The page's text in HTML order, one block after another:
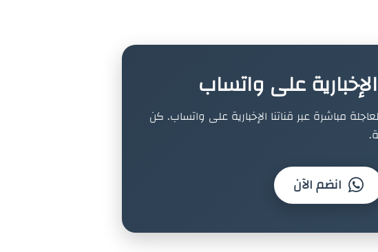
على واتساب
مباشرة عبر قناتنا الإخبارية على واتساب. كن
انضم الآن